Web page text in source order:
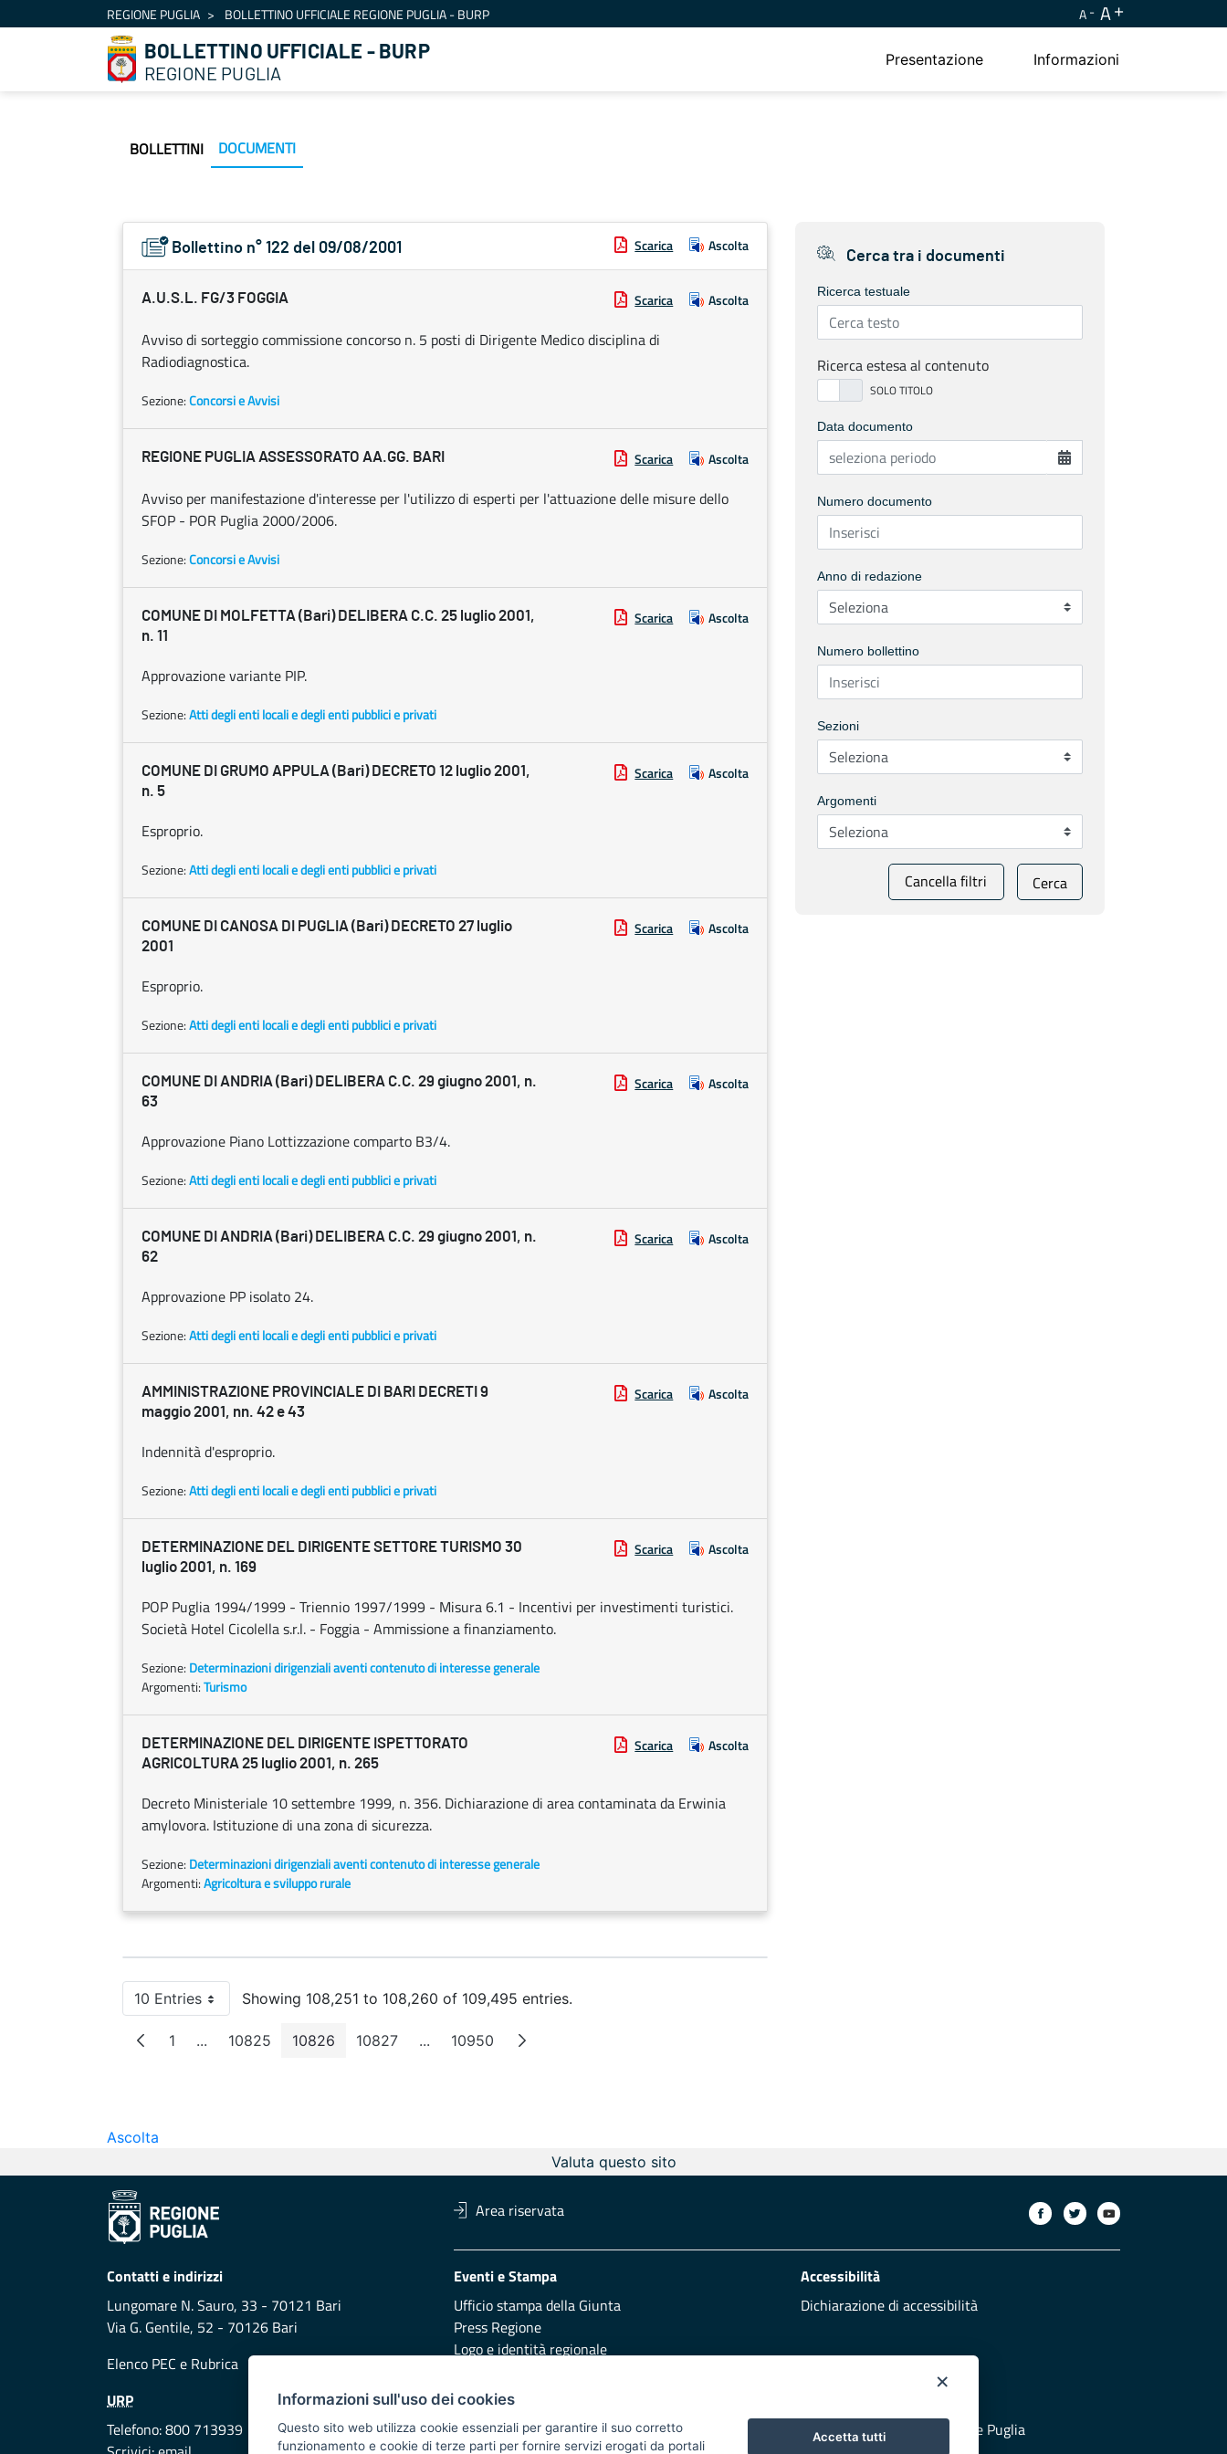
Skip to ContentREGIONE PUGLIA BOLLETTINO UFFICIALE REGIONE PUGLIA - BURP A A
BOLLETTINO UFFICIALE - BURP
REGIONE PUGLIA
Presentazione Informazioni
BOLLETTINI DOCUMENTI
Bollettino n° 122 del 09/08/2001 Scarica Ascolta
A.U.S.L. FG/3 FOGGIA Scarica Ascolta
Avviso di sorteggio commissione concorso n. 5 posti di Dirigente Medico disciplina di
Radiodiagnostica.
Sezione:Concorsi e Avvisi
REGIONE PUGLIA ASSESSORATO AA.GG. BARI Scarica Ascolta
Avviso per manifestazione d'interesse per l'utilizzo di esperti per l'attuazione delle misure dello
SFOP - POR Puglia 2000/2006.
Sezione:Concorsi e Avvisi
COMUNE DI MOLFETTA (Bari) DELIBERA C.C. 25 luglio 2001,
n. 11
Scarica Ascolta
Approvazione variante PIP.
Sezione:Atti degli enti locali e degli enti pubblici e privati
COMUNE DI GRUMO APPULA (Bari) DECRETO 12 luglio 2001,
n. 5
Scarica Ascolta
Esproprio.
Sezione:Atti degli enti locali e degli enti pubblici e privati
COMUNE DI CANOSA DI PUGLIA (Bari) DECRETO 27 luglio
2001
Scarica Ascolta
Esproprio.
Sezione:Atti degli enti locali e degli enti pubblici e privati
COMUNE DI ANDRIA (Bari) DELIBERA C.C. 29 giugno 2001, n.
63
Scarica Ascolta
Approvazione Piano Lottizzazione comparto B3/4.
Sezione:Atti degli enti locali e degli enti pubblici e privati
COMUNE DI ANDRIA (Bari) DELIBERA C.C. 29 giugno 2001, n.
62
Scarica Ascolta
Approvazione PP isolato 24.
Sezione:Atti degli enti locali e degli enti pubblici e privati
AMMINISTRAZIONE PROVINCIALE DI BARI DECRETI 9
maggio 2001, nn. 42 e 43
Scarica Ascolta
Indennità d'esproprio.
Sezione:Atti degli enti locali e degli enti pubblici e privati
DETERMINAZIONE DEL DIRIGENTE SETTORE TURISMO 30
luglio 2001, n. 169
Scarica Ascolta
POP Puglia 1994/1999 - Triennio 1997/1999 - Misura 6.1 - Incentivi per investimenti turistici.
Società Hotel Cicolella s.r.l. - Foggia - Ammissione a finanziamento.
Sezione: Determinazioni dirigenziali aventi contenuto di interesse generale
Argomenti:Turismo
DETERMINAZIONE DEL DIRIGENTE ISPETTORATO
AGRICOLTURA 25 luglio 2001, n. 265
Scarica Ascolta
Decreto Ministeriale 10 settembre 1999, n. 356. Dichiarazione di area contaminata da Erwinia
amylovora. Istituzione di una zona di sicurezza.
Sezione: Determinazioni dirigenziali aventi contenuto di interesse generale
Argomenti:Agricoltura e sviluppo rurale
10 EntriesPer Page Showing 108,251 to 108,260 of 109,495 entries.
Page
1 ...Intermediate Pages
Page
10825 Page
10826 Page
10827 ...Intermediate Pages
Page
10950
Cerca tra i documenti
Ricerca testuale
Ricerca estesa al contenuto
Data documento
Numero documento
Anno di redazione
Numero bollettino
Sezioni
Argomenti
Cancella filtri Cerca
Ascolta
Valuta questo sito
Area riservata
Contatti e indirizzi
Lungomare N. Sauro, 33 - 70121 Bari
Via G. Gentile, 52 - 70126 Bari
Elenco PEC e Rubrica
Eventi e Stampa
Ufficio stampa della Giunta
Press Regione
Logo e identità regionale
Accessibilità
Dichiarazione di accessibilità
URP
Telefono: 800 713939
Redazione
Presentazione
Vai al sito di Protezione Civile Puglia
×
Informazioni sull'uso dei cookies
Questo sito web utilizza cookie essenziali per garantire il suo corretto
funzionamento e cookie di terze parti per fornire servizi erogati da portali
Accetta tutti